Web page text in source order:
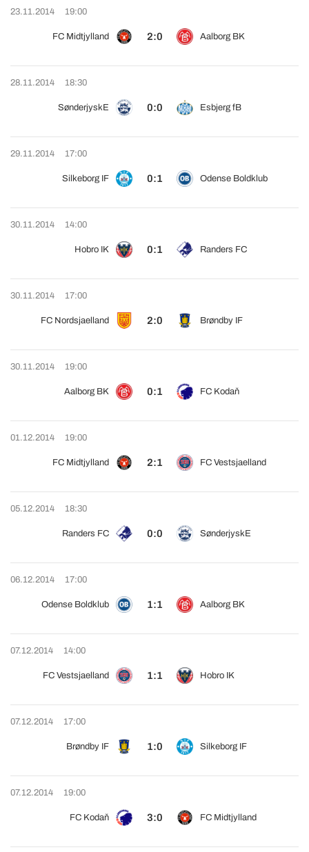
23.11.2014 19:00
FC Midtjylland 2:0 Aalborg BK
28.11.2014 18:30
SønderjyskE 0:0 Esbjerg fB
29.11.2014 17:00
Silkeborg IF 0:1 Odense Boldklub
30.11.2014 14:00
Hobro IK 0:1 Randers FC
30.11.2014 17:00
FC Nordsjaelland 2:0 Brøndby IF
30.11.2014 19:00
Aalborg BK 0:1 FC Kodaň
01.12.2014 19:00
FC Midtjylland 2:1 FC Vestsjaelland
05.12.2014 18:30
Randers FC 0:0 SønderjyskE
06.12.2014 17:00
Odense Boldklub 1:1 Aalborg BK
07.12.2014 14:00
FC Vestsjaelland 1:1 Hobro IK
07.12.2014 17:00
Brøndby IF 1:0 Silkeborg IF
07.12.2014 19:00
FC Kodaň 3:0 FC Midtjylland